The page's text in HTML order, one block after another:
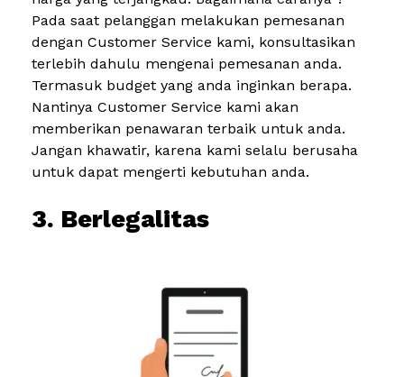
Pada saat pelanggan melakukan pemesanan
dengan Customer Service kami, konsultasikan
terlebih dahulu mengenai pemesanan anda.
Termasuk budget yang anda inginkan berapa.
Nantinya Customer Service kami akan
memberikan penawaran terbaik untuk anda.
Jangan khawatir, karena kami selalu berusaha
untuk dapat mengerti kebutuhan anda.
3. Berlegalitas